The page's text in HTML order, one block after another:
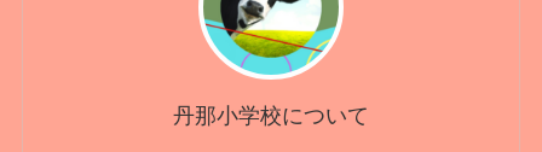
丹那小学校について